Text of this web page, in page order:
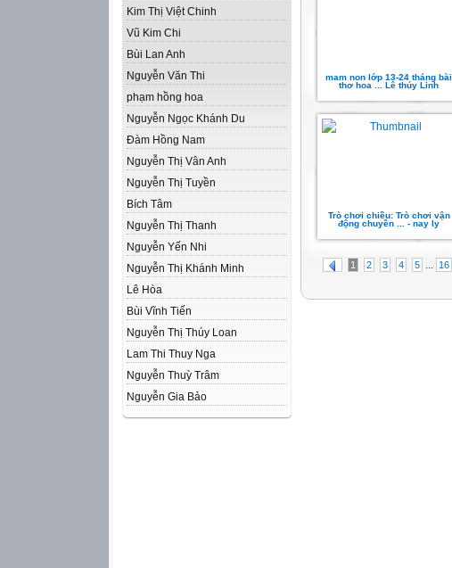
Kim Thị Việt Chinh
Vũ Kim Chi
Bùi Lan Anh
Nguyễn Văn Thi
phạm hồng hoa
Nguyễn Ngọc Khánh Du
Đàm Hồng Nam
Nguyễn Thị Vân Anh
Nguyễn Thị Tuyền
Bích Tâm
Nguyễn Thị Thanh
Nguyễn Yến Nhi
Nguyễn Thị Khánh Minh
Lê Hòa
Bùi Vĩnh Tiến
Nguyễn Thị Thúy Loan
Lam Thi Thuy Nga
Nguyễn Thuỳ Trâm
Nguyễn Gia Bảo
mam non lớp 13-24 tháng bài
thơ hoa ... Lê thúy Linh
Trò chơi chiều: Trò chơi vận
động chuyền ... - nay ly
1 2 3 4 5 ... 16